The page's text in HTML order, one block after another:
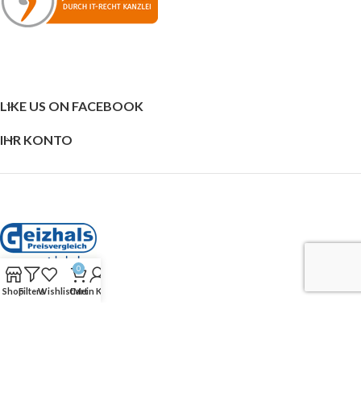
LIKE US ON FACEBOOK
IHR KONTO
ShopFiltersWishlist
0
Cart
Mein Konto